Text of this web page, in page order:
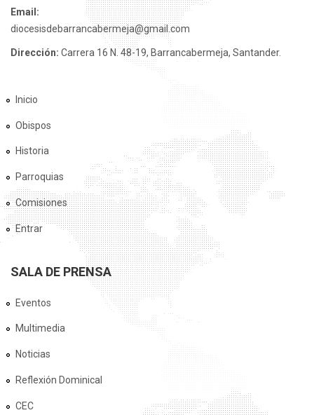
Email:
diocesisdebarrancabermeja@gmail.com
Dirección: Carrera 16 N. 48-19, Barrancabermeja, Santander.
Inicio
Obispos
Historia
Parroquias
Comisiones
Entrar
SALA DE PRENSA
Eventos
Multimedia
Noticias
Reflexión Dominical
CEC